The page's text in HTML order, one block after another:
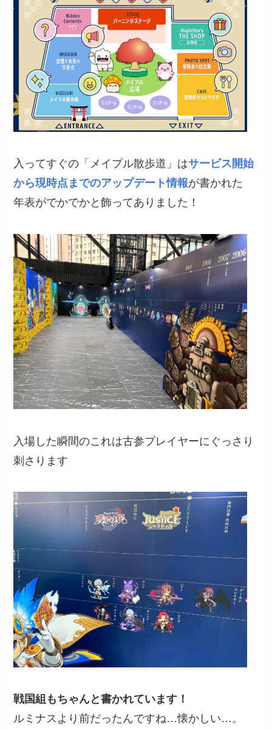
入ってすぐの「メイプル散歩道」はサービス開始
から現時点までのアップデート情報が書かれた
年表がでかでかと飾ってありました！
入場した瞬間のこれは古参プレイヤーにぐっさり
刺さります
戦国組もちゃんと書かれています！
ルミナスより前だったんですね…懐かしい…。